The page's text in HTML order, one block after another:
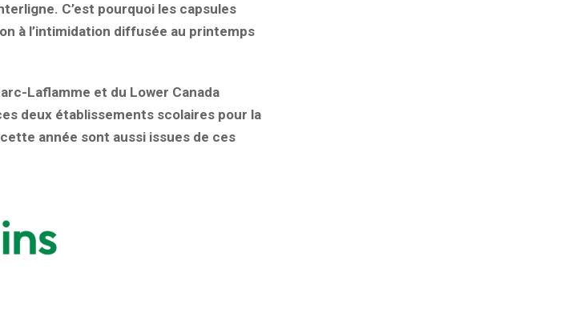
C’est pourquoi les capsules
à l’intimidation diffusée au printemps
Laflamme et du Lower Canada
deux établissements scolaires pour la
année sont aussi issues de ces